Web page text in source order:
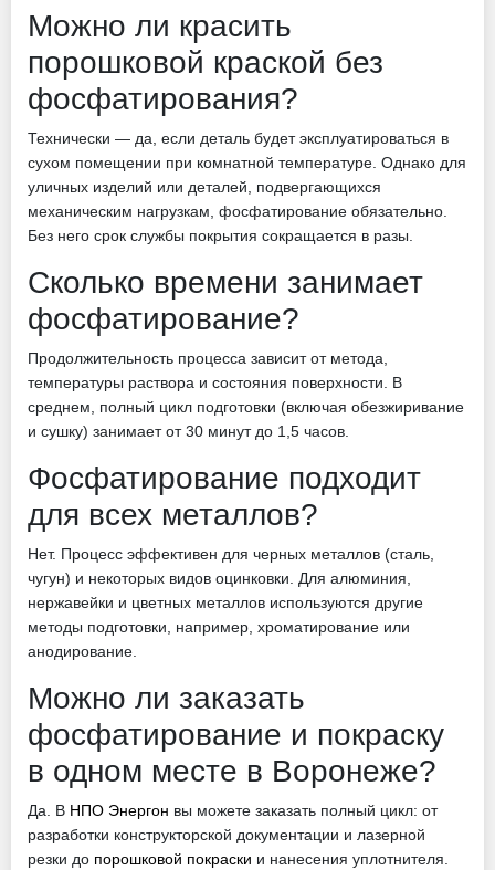
Можно ли красить
порошковой краской без
фосфатирования?
Технически — да, если деталь будет эксплуатироваться в
сухом помещении при комнатной температуре. Однако для
уличных изделий или деталей, подвергающихся
механическим нагрузкам, фосфатирование обязательно.
Без него срок службы покрытия сокращается в разы.
Сколько времени занимает
фосфатирование?
Продолжительность процесса зависит от метода,
температуры раствора и состояния поверхности. В
среднем, полный цикл подготовки (включая обезжиривание
и сушку) занимает от 30 минут до 1,5 часов.
Фосфатирование подходит
для всех металлов?
Нет. Процесс эффективен для черных металлов (сталь,
чугун) и некоторых видов оцинковки. Для алюминия,
нержавейки и цветных металлов используются другие
методы подготовки, например, хроматирование или
анодирование.
Можно ли заказать
фосфатирование и покраску
в одном месте в Воронеже?
Да. В НПО Энергон вы можете заказать полный цикл: от
разработки конструкторской документации и лазерной
резки до порошковой покраски и нанесения уплотнителя.